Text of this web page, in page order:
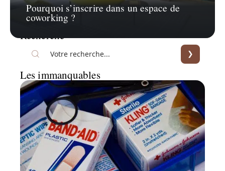
Pourquoi s’inscrire dans un espace de
coworking ?
Recherche
Les immanquables